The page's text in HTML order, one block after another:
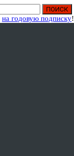
на годовую подписку!